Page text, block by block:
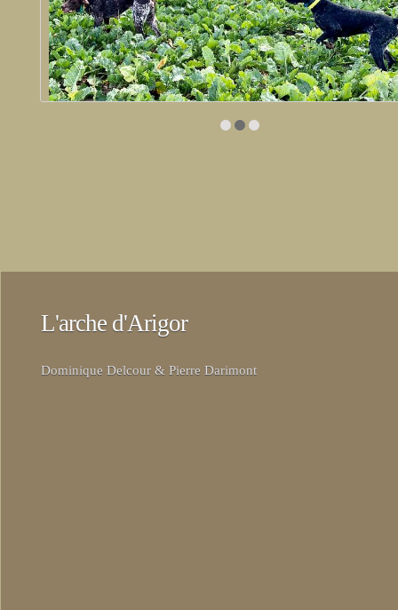
L'arche d'Arigor
Dominique Delcour & Pierre Darimont